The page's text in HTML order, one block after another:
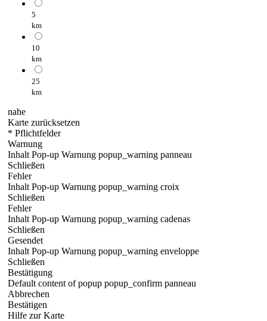
5
km
10
km
25
km
nahe
Karte zurücksetzen
* Pflichtfelder
Warnung
Inhalt Pop-up Warnung popup_warning panneau
Schließen
Fehler
Inhalt Pop-up Warnung popup_warning croix
Schließen
Fehler
Inhalt Pop-up Warnung popup_warning cadenas
Schließen
Gesendet
Inhalt Pop-up Warnung popup_warning enveloppe
Schließen
Bestätigung
Default content of popup popup_confirm panneau
Abbrechen
Bestätigen
Hilfe zur Karte